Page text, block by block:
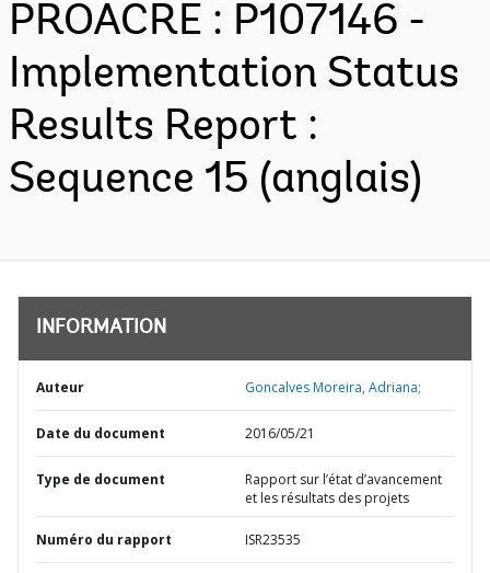
PROACRE : P107146 -
Implementation Status
Results Report :
Sequence 15 (anglais)
INFORMATION
Auteur Goncalves Moreira, Adriana;
Date du document 2016/05/21
Type de document
Rapport sur l’état d’avancement
et les résultats des projets
Numéro du rapport ISR23535